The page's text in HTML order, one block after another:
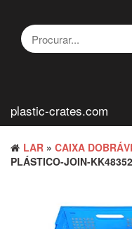
conteúdo
plastic-crates.com
LAR » CAIXA
PLÁSTICO-JOIN-